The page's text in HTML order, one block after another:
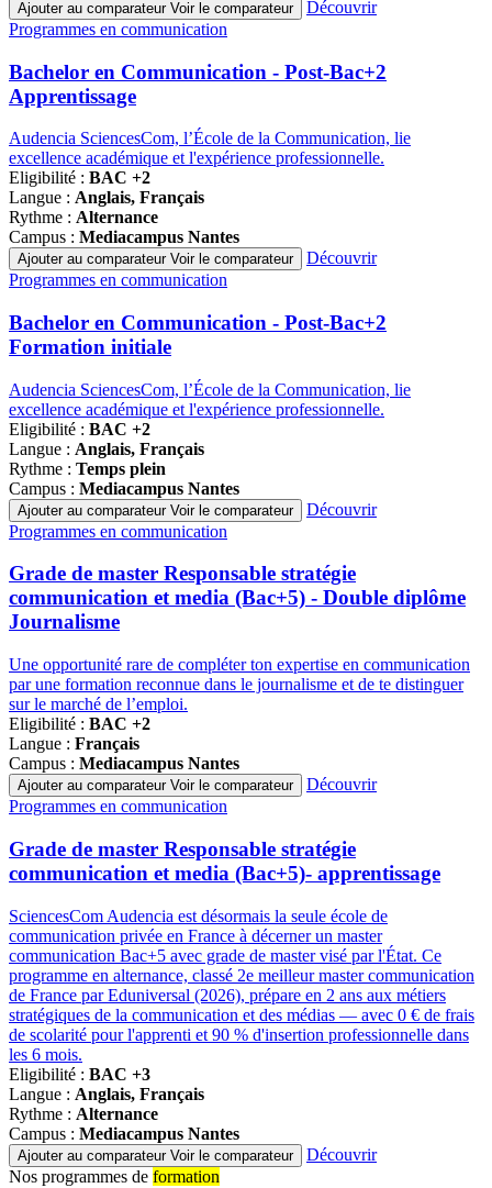
Ajouter au comparateur Voir le comparateur
Découvrir
Famille
programmes
Programmes en communication
Bachelor en Communication - Post-Bac+2
Apprentissage
Audencia SciencesCom, l’École de la Communication, lie
excellence académique et l'expérience professionnelle.
Eligibilité : BAC +2
Langue : Anglais, Français
Rythme : Alternance
Campus : Mediacampus Nantes
Ajouter au comparateur Voir le comparateur
Découvrir
Famille
programmes
Programmes en communication
Bachelor en Communication - Post-Bac+2
Formation initiale
Audencia SciencesCom, l’École de la Communication, lie
excellence académique et l'expérience professionnelle.
Eligibilité : BAC +2
Langue : Anglais, Français
Rythme : Temps plein
Campus : Mediacampus Nantes
Ajouter au comparateur Voir le comparateur
Découvrir
Famille
programmes
Programmes en communication
Grade de master Responsable stratégie
communication et media (Bac+5) - Double diplôme
Journalisme
Une opportunité rare de compléter ton expertise en communication
par une formation reconnue dans le journalisme et de te distinguer
sur le marché de l’emploi.
Eligibilité : BAC +2
Langue : Français
Campus : Mediacampus Nantes
Ajouter au comparateur Voir le comparateur
Découvrir
Famille
programmes
Programmes en communication
Grade de master Responsable stratégie
communication et media (Bac+5)- apprentissage
SciencesCom Audencia est désormais la seule école de
communication privée en France à décerner un master
communication Bac+5 avec grade de master visé par l'État. Ce
programme en alternance, classé 2e meilleur master communication
de France par Eduniversal (2026), prépare en 2 ans aux métiers
stratégiques de la communication et des médias — avec 0 € de frais
de scolarité pour l'apprenti et 90 % d'insertion professionnelle dans
les 6 mois.
Eligibilité : BAC +3
Langue : Anglais, Français
Rythme : Alternance
Campus : Mediacampus Nantes
Ajouter au comparateur Voir le comparateur
Découvrir
Nos programmes de formation